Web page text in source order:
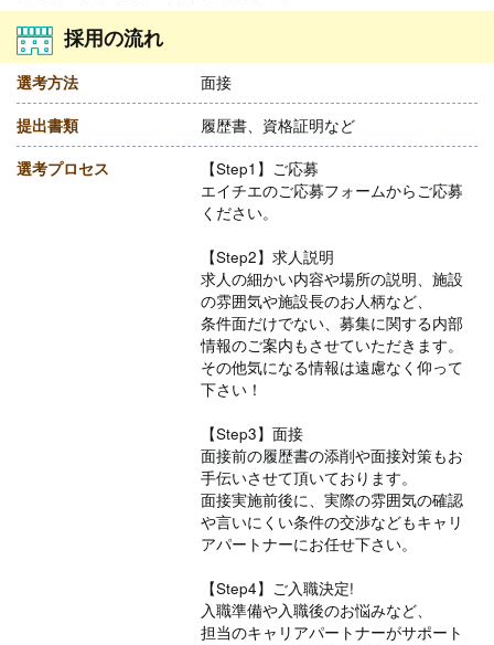
採用の流れ
選考方法 面接
提出書類 履歴書、資格証明など
選考プロセス
【Step1】ご応募
エイチエのご応募フォームからご応募
ください。
【Step2】求人説明
求人の細かい内容や場所の説明、施設
の雰囲気や施設長のお人柄など、
条件面だけでない、募集に関する内部
情報のご案内もさせていただきます。
その他気になる情報は遠慮なく仰って
下さい！
【Step3】面接
面接前の履歴書の添削や面接対策もお
手伝いさせて頂いております。
面接実施前後に、実際の雰囲気の確認
や言いにくい条件の交渉などもキャリ
アパートナーにお任せ下さい。
【Step4】ご入職決定!
入職準備や入職後のお悩みなど、
担当のキャリアパートナーがサポート